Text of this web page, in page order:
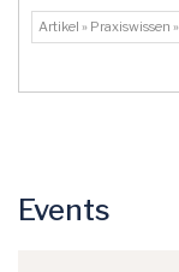
Artikel » Praxiswissen
Events